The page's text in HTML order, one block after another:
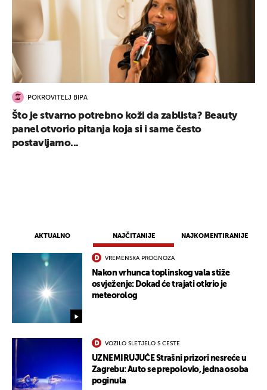
AKTUALNO NAJČITANIJE NAJKOMENTIRANIJE
VREMENSKA PROGNOZA
Nakon vrhunca toplinskog vala stiže
osvježenje: Dokad će trajati otkrio je
meteorolog
VOZILO SLETJELO S CESTE
UZNEMIRUJUĆE Strašni prizori nesreće u
Zagrebu: Auto se prepolovio, jedna osoba
poginula
POKROVITELJ BIPA
Što je stvarno potrebno koži da zablista? Beauty
panel otvorio pitanja koja si i same često
postavljamo...